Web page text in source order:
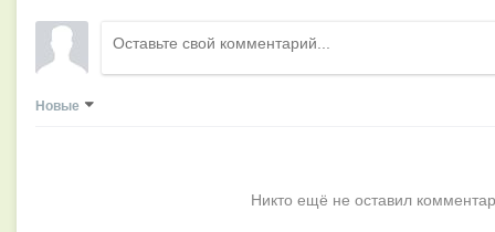
Новые
Никто ещё не оставил